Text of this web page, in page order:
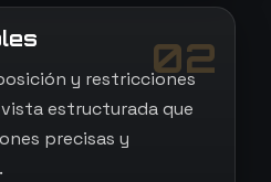
02
y restricciones
estructurada que
precisas y